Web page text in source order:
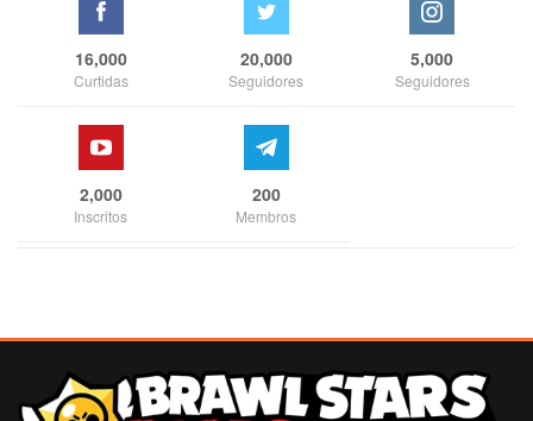
16,000
Curtidas
20,000
Seguidores
5,000
Seguidores
2,000
Inscritos
200
Membros